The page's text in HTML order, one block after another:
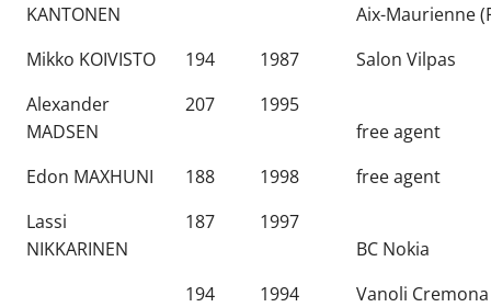
KANTONEN
Aix-Maurienne
Mikko KOIVISTO
194 1987
Salon Vilpas
Alexander
MADSEN
207
1995
free agent
Edon MAXHUNI
188 1998
free agent
Lassi
NIKKARINEN
187
1997
BC Nokia
194 1994
Vanoli Cremona